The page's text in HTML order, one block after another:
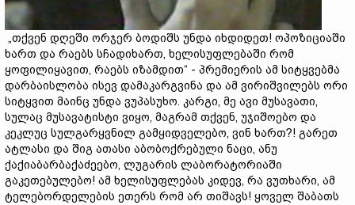
„თქვენ დღეში ორჯერ ბოდიშს უნდა იხდიდეთ! ოპოზიციაში
ხართ და რაებს სჩადიხართ, ხელისუფლებაში რომ
ყოფილიყავით, რაებს იზამდით“ - პრემიერის ამ სიტყვებმა
დარბაისლობა ისევ დამაკარგვინა და ამ ვირიშვილებს ორი
სიტყვით მაინც უნდა ვუპასუხო. კარგი, მე ავი მუსავათი,
სულაც მუსავატისტი ვიყო, მაგრამ თქვენ, უჯიშოებო და
კეკლუც სულგარყვნილ გამყიდველებო, ვინ ხართ?! გარეთ
ატლასი და შიგ ათასი აბობოქრებული ნაცი, ანუ
ქაქიაბარბაქაძეებო, ლუგარის ლაბორატორიაში
გაკეთებულებო! ამ ხელისუფლებას კიდევ, რა ვუთხარი, ამ
ტელებორდელების ეთერს რომ არ თიშავს! ყოველ შაბათს